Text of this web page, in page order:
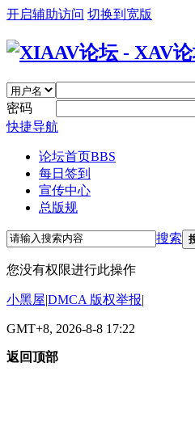
开启辅助访问 切换到宽版
密码
快捷导航
论坛首页BBS
每日签到
宣传中心
总版规
搜索
您没有权限进行此操作
小黑屋|DMCA 版权举报|
GMT+8, 2026-8-8 17:22
返回顶部